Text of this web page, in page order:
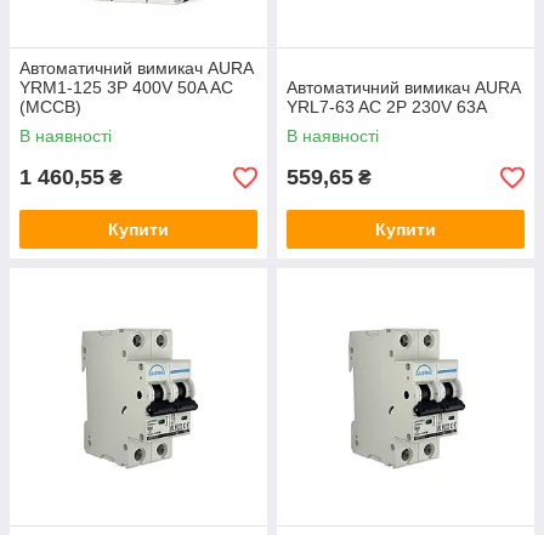
Автоматичний вимикач AURA
YRM1-125 3P 400V 50A AC
(MCCB)
В наявності
1 460,55 ₴
Купити
Автоматичний вимикач AURA
YRL7-63 AC 2P 230V 63A
В наявності
559,65 ₴
Купити